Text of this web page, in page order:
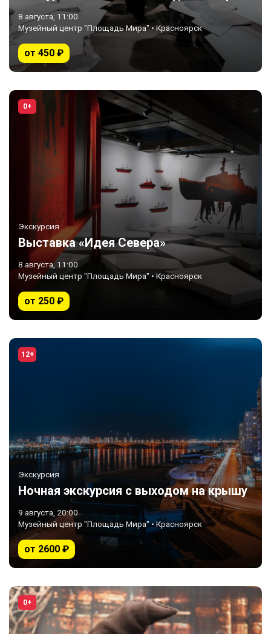
8 августа, 11:00
Музейный центр "Площадь Мира" • Красноярск
от 450 ₽
0+
Экскурсия
Выставка «Идея Севера»
8 августа, 11:00
Музейный центр "Площадь Мира" • Красноярск
от 250 ₽
12+
Экскурсия
Ночная экскурсия с выходом на крышу
9 августа, 20:00
Музейный центр "Площадь Мира" • Красноярск
от 2600 ₽
0+